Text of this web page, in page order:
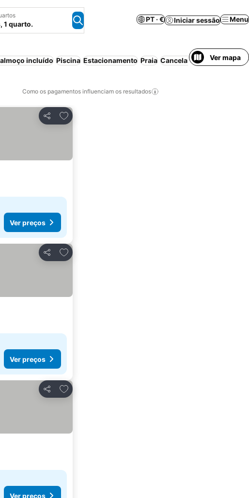
1 quarto.
PT · € Iniciar sessão Menu
incluído Piscina Estacionamento Praia Cancelamento gratuito
Ver mapa
Como os pagamentos influenciam os resultados
Partilhar
Adicionar aos favoritos
Ver preços
Partilhar
Adicionar aos favoritos
Ver preços
Partilhar
Adicionar aos favoritos
Ver preços